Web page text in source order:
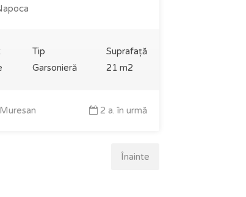
Tip
Garsonieră
Suprafață
21 m2
2 a. în urmă
Înainte